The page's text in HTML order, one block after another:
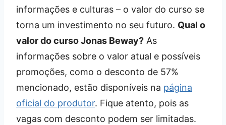
informações e culturas – o valor do curso se
torna um investimento no seu futuro. Qual o
valor do curso Jonas Beway? As
informações sobre o valor atual e possíveis
promoções, como o desconto de 57%
mencionado, estão disponíveis na página
oficial do produtor. Fique atento, pois as
vagas com desconto podem ser limitadas.